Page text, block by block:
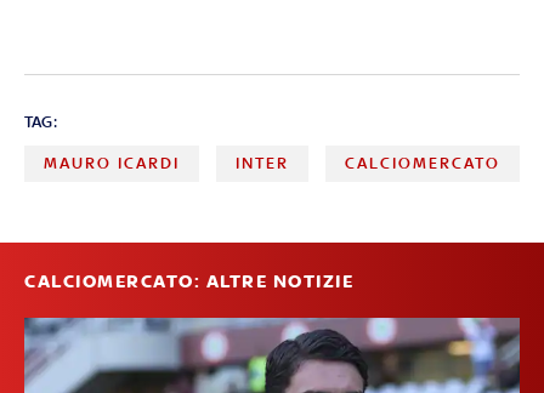
TAG:
MAURO ICARDI INTER CALCIOMERCATO
CALCIOMERCATO: ALTRE NOTIZIE